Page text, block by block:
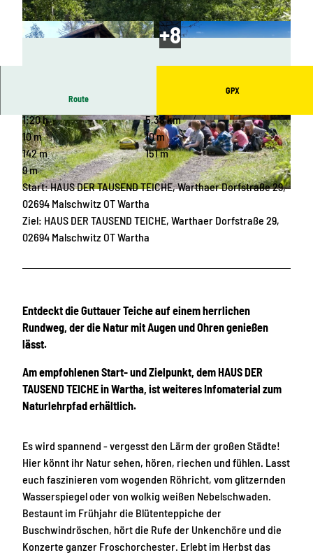
© Claudia M. Steglich, OHTL e. V. |CC-BY-SA © Rainer Weisflog, Archiv TMGS |CC-BY-SA
Route
GPX
1:20 h
5,38 km
10 m
10 m
142 m
151 m
9 m
Start: HAUS DER TAUSEND TEICHE, Warthaer Dorfstraße 29,
02694 Malschwitz OT Wartha
Ziel: HAUS DER TAUSEND TEICHE, Warthaer Dorfstraße 29,
02694 Malschwitz OT Wartha
Entdeckt die Guttauer Teiche auf einem herrlichen
Rundweg, der die Natur mit Augen und Ohren genießen
lässt.
Am empfohlenen Start- und Zielpunkt, dem HAUS DER
TAUSEND TEICHE in Wartha, ist weiteres Infomaterial zum
Naturlehrpfad erhältlich.
Es wird spannend - vergesst den Lärm der großen Städte!
Hier könnt ihr Natur sehen, hören, riechen und fühlen. Lasst
euch faszinieren vom wogenden Röhricht, vom glitzernden
Wasserspiegel oder von wolkig weißen Nebelschwaden.
Bestaunt im Frühjahr die Blütenteppiche der
Buschwindröschen, hört die Rufe der Unkenchöre und die
Konzerte ganzer Froschorchester. Erlebt im Herbst das